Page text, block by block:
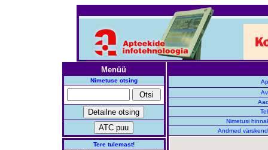
Menüü
Nimetuse otsing
Tere tulemast!
Nimetusi
Andmed